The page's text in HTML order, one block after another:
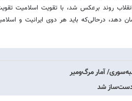
روند برعکس شد، با تقویت اسلامیت
درحالی‌که باید هر دوی ایرانیت و